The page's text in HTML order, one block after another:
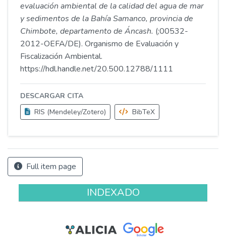
evaluación ambiental de la calidad del agua de mar
y sedimentos de la Bahía Samanco, provincia de
Chimbote, departamento de Áncash. (;00532-
2012-OEFA/DE). Organismo de Evaluación y
Fiscalización Ambiental.
https://hdl.handle.net/20.500.12788/1111
DESCARGAR CITA
RIS (Mendeley/Zotero)
BibTeX
Full item page
INDEXADO